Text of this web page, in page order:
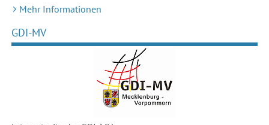
Mehr Informationen
GDI-MV